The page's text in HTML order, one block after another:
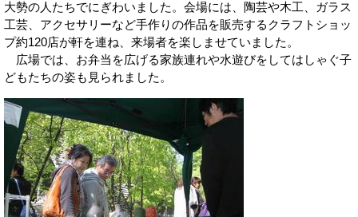
大勢の人たちでにぎわいました。会場には、陶芸や木工、ガラス
工芸、アクセサリーなど手作りの作品を販売するクラフトショッ
プ約120店が軒を連ね、来場者を楽しませていました。
広場では、お弁当を広げる家族連れや水遊びをしてはしゃぐ子
どもたちの姿も見られました。